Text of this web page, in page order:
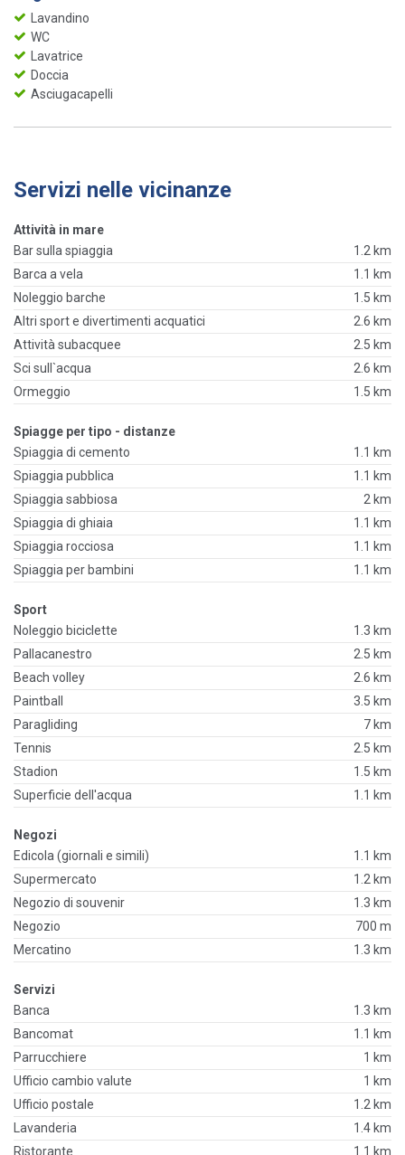
Lavandino
WC
Lavatrice
Doccia
Asciugacapelli
Servizi nelle vicinanze
Attività in mare
Bar sulla spiaggia
1.2 km
Barca a vela
1.1 km
Noleggio barche
1.5 km
Altri sport e divertimenti acquatici
2.6 km
Attività subacquee
2.5 km
Sci sull`acqua
2.6 km
Ormeggio
1.5 km
Spiagge per tipo - distanze
Spiaggia di cemento
1.1 km
Spiaggia pubblica
1.1 km
Spiaggia sabbiosa
2 km
Spiaggia di ghiaia
1.1 km
Spiaggia rocciosa
1.1 km
Spiaggia per bambini
1.1 km
Sport
Noleggio biciclette
1.3 km
Pallacanestro
2.5 km
Beach volley
2.6 km
Paintball
3.5 km
Paragliding
7 km
Tennis
2.5 km
Stadion
1.5 km
Superficie dell'acqua
1.1 km
Negozi
Edicola (giornali e simili)
1.1 km
Supermercato
1.2 km
Negozio di souvenir
1.3 km
Negozio
700 m
Mercatino
1.3 km
Servizi
Banca
1.3 km
Bancomat
1.1 km
Parrucchiere
1 km
Ufficio cambio valute
1 km
Ufficio postale
1.2 km
Lavanderia
1.4 km
Ristorante
1.1 km